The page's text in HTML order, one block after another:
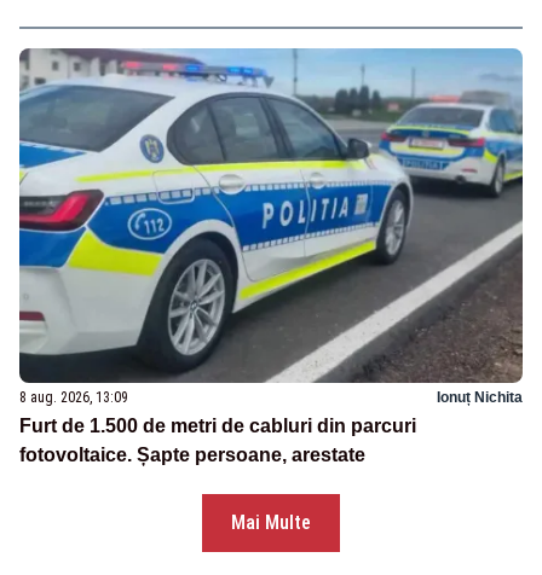
8 aug. 2026, 13:09 Ionuț Nichita
Furt de 1.500 de metri de cabluri din parcuri
fotovoltaice. Șapte persoane, arestate
Mai Multe